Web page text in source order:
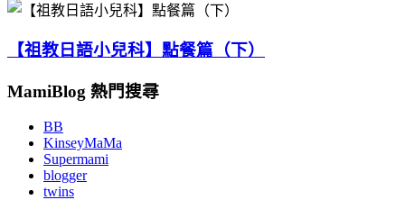
【祖教日語小兒科】點餐篇（下）
MamiBlog 熱門搜尋
BB
KinseyMaMa
Supermami
blogger
twins